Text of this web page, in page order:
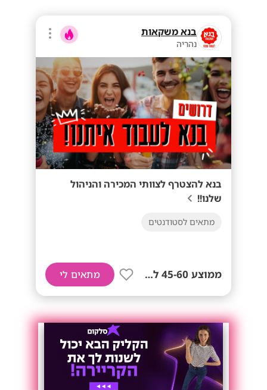
בנא משקאות
נהריה
בנא להצטרף לצוותי המכירה והניהול
שלנו!!
מתאים לסטודנטים
ממוצע 45-60 לשעה! מתאים לי